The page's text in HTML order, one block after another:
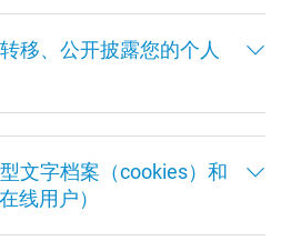
移、公开披露您的个人
文字档案（cookies）和
线用户）